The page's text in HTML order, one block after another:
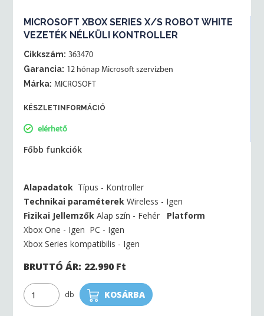
MICROSOFT XBOX SERIES X/S ROBOT WHITE
VEZETÉK NÉLKÜLI KONTROLLER
Cikkszám: 363470
Garancia: 12 hónap Microsoft szervizben
Márka: MICROSOFT
KÉSZLETINFORMÁCIÓ
elérhető
Főbb funkciók
Alapadatok Típus - Kontroller
Technikai paraméterek Wireless - Igen
Fizikai Jellemzők Alap szín - Fehér
Platform
Xbox One - Igen PC - Igen
Xbox Series kompatibilis - Igen
BRUTTÓ ÁR: 22.990 Ft
db KOSÁRBA